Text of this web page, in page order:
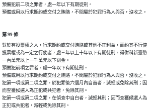
預備犯前二項之罪者，處一年以下有期徒刑。
預備或用以行求期約或交付之賄賂，不問屬於犯罪行為人與否，沒收之。
第 99 條
對於有投票權之人，行求期約或交付賄賂或其他不正利益，而約其不行使
投票權或為一定之行使者，處三年以上十年以下有期徒刑，得併科新臺幣
一百萬元以上一千萬元以下罰金。
預備犯前項之罪者，處一年以下有期徒刑。
預備或用以行求期約或交付之賄賂，不問屬於犯罪行為人與否，沒收之。
犯第一項或第二項之罪，於犯罪後六個月內自首者，減輕或免除其刑；因
而查獲候選人為正犯或共犯者，免除其刑。
犯第一項或第二項之罪，在偵查中自白者，減輕其刑；因而查獲候選人為
正犯或共犯者，減輕或免除其刑。